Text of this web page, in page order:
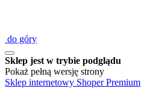
do góry
Sklep jest w trybie podglądu
Pokaż pełną wersję strony
Sklep internetowy Shoper Premium